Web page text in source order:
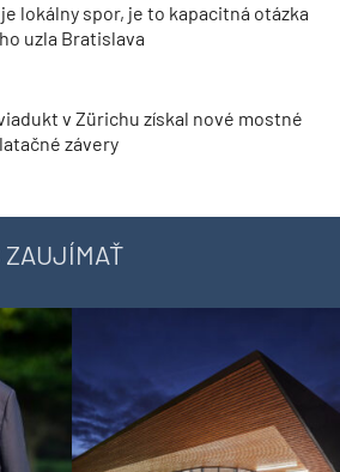
lokálny spor, je to kapacitná otázka
uzla Bratislava
v Zürichu získal nové mostné
závery
ZAUJÍMAŤ